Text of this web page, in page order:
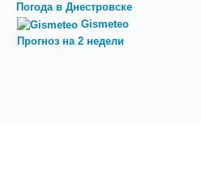
Погода в Днестровске
Gismeteo
Прогноз на 2 недели